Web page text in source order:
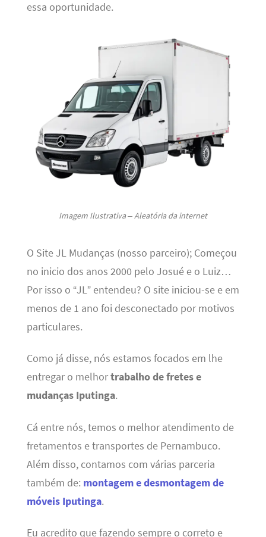
essa oportunidade.
Imagem Ilustrativa – Aleatória da internet
O Site JL Mudanças (nosso parceiro); Começou
no inicio dos anos 2000 pelo Josué e o Luiz…
Por isso o “JL” entendeu? O site iniciou-se e em
menos de 1 ano foi desconectado por motivos
particulares.
Como já disse, nós estamos focados em lhe
entregar o melhortrabalho de fretes e
mudanças Iputinga.
Cá entre nós, temos o melhor atendimento de
fretamentos e transportes de Pernambuco.
Além disso, contamos com várias parceria
também de: montagem e desmontagem de
móveis Iputinga.
Eu acredito que fazendo sempre o correto e